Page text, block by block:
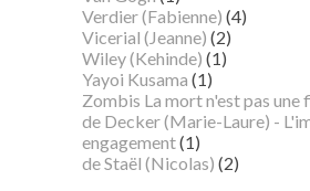
Verdier (Fabienne) (4)
Vicerial (Jeanne) (2)
Wiley (Kehinde) (1)
Yayoi Kusama (1)
Zombis La mort n'est pas une
de Decker (Marie-Laure) -
engagement(1)
de Staël (Nicolas) (2)